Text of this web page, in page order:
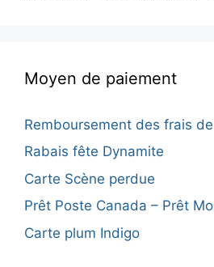
Moyen de paiement
Remboursement des frais
Rabais fête Dynamite
Carte Scène perdue
Prêt Poste Canada – Prêt
Carte plum Indigo